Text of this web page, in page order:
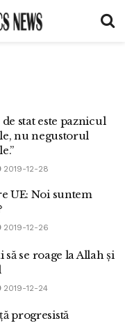
stat este paznicul
nu negustorul
2019-12-28
UE: Noi suntem
2019-12-26
se roage la Allah și
2019-12-24
progresistă